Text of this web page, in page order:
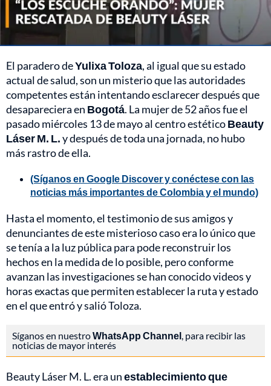
El paradero deYulixa Toloza, al igual que su estado
actual de salud, son un misterio que las autoridades
competentes están intentando esclarecer después que
desapareciera en Bogotá. La mujer de 52 años fue el
pasado miércoles 13 de mayo al centro estéticoBeauty
Láser M. L.y después de toda una jornada, no hubo
más rastro de ella.
(Síganos en Google Discover y conéctese con las
noticias más importantes de Colombia y el mundo)
Hasta el momento, el testimonio de sus amigos y
denunciantes de este misterioso caso era lo único que
se tenía a la luz pública para pode reconstruir los
hechos en la medida de lo posible, pero conforme
avanzan las investigaciones se han conocido videos y
horas exactas que permiten establecer la ruta y estado
en el que entró y salió Toloza.
Síganos en nuestroWhatsApp Channel , para recibir las
noticias de mayor interés
Beauty Láser M. L. era unestablecimiento que